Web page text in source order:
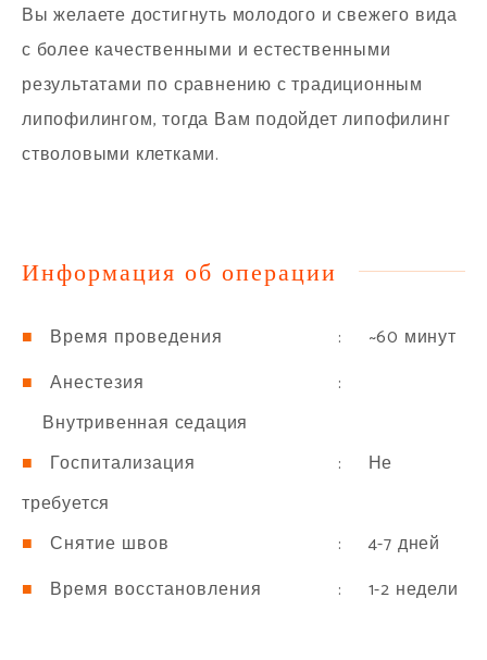
Вы желаете достигнуть молодого и свежего вида
с более качественными и естественными
результатами по сравнению с традиционным
липофилингом, тогда Вам подойдет липофилинг
стволовыми клетками.
Информация об операции
Время проведения
: ~60 минут
Анестезия
:
Внутривенная седация
Госпитализация
: Не
требуется
Снятие швов
: 4-7 дней
Время восстановления
: 1-2 недели